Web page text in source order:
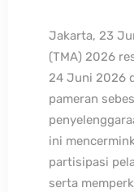
Jakarta, 23
(TMA) 2026
24 Juni 2026
pameran
ini
partisipasi
serta